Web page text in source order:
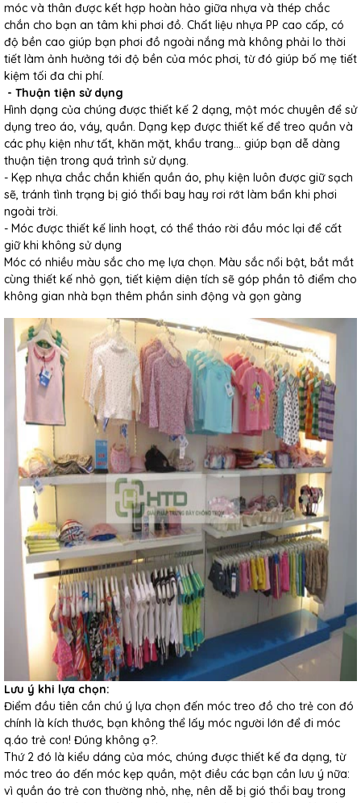
móc và thân được kết hợp hoàn hảo giữa nhựa và thép chắc
chắn cho bạn an tâm khi phơi đồ. Chất liệu nhựa PP cao cấp, có
độ bền cao giúp bạn phơi đồ ngoài nắng mà không phải lo thời
tiết làm ảnh hưởng tới độ bền của móc phơi, từ đó giúp bố mẹ tiết
kiệm tối đa chi phí.
- Thuận tiện sử dụng
Hình dạng của chúng được thiết kế 2 dạng, một móc chuyên để sử
dụng treo áo, váy, quần. Dạng kẹp được thiết kế để treo quần và
các phụ kiện như tất, khăn mặt, khẩu trang... giúp bạn dễ dàng
thuận tiện trong quá trình sử dụng.
- Kẹp nhựa chắc chắn khiến quần áo, phụ kiện luôn được giữ sạch
sẽ, tránh tình trạng bị gió thổi bay hay rơi rớt làm bẩn khi phơi
ngoài trời.
- Móc được thiết kế linh hoạt, có thể tháo rời đầu móc lại để cất
giữ khi không sử dụng
Móc có nhiều màu sắc cho mẹ lựa chọn. Màu sắc nổi bật, bắt mắt
cùng thiết kế nhỏ gọn, tiết kiệm diện tích sẽ góp phần tô điểm cho
không gian nhà bạn thêm phần sinh động và gọn gàng
Lưu ý khi lựa chọn:
Điểm đầu tiên cần chú ý lựa chọn đến móc treo đồ cho trẻ con đó
chính là kích thước, bạn không thể lấy móc người lớn để đi móc
q.áo trẻ con! Đúng không ạ?.
Thứ 2 đó là kiểu dáng của móc, chúng được thiết kế đa dạng, từ
móc treo áo đến móc kẹp quần, một điều các bạn cần lưu ý nữa:
vì quần áo trẻ con thường nhỏ, nhẹ, nên dễ bị gió thổi bay trong